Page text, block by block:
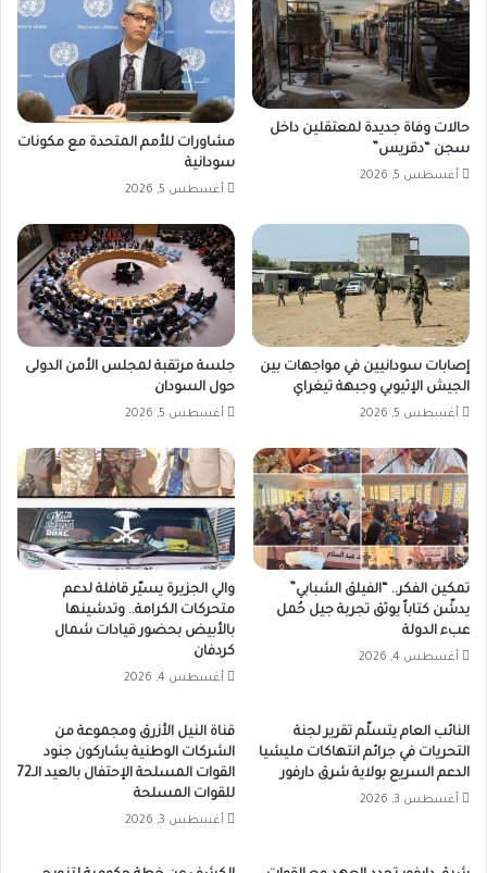
حالات وفاة جديدة لمعتقلين داخل
سجن “دقريس”
أغسطس 5, 2026
مشاورات للأمم المتحدة مع مكونات
سودانية
أغسطس 5, 2026
إصابات سودانيين في مواجهات بين
الجيش الإثيوبي وجبهة تيغراي
أغسطس 5, 2026
جلسة مرتقبة لمجلس الأمن الدولى
حول السودان
أغسطس 5, 2026
تمكين الفكر.. “الفيلق الشبابي”
يدشّن كتاباً يوثق تجربة جيل حُمل
عبء الدولة
أغسطس 4, 2026
والي الجزيرة يسيّر قافلة لدعم
متحركات الكرامة.. وتدشينها
بالأبيض بحضور قيادات شمال
كردفان
أغسطس 4, 2026
النائب العام يتسلّم تقرير لجنة
التحريات في جرائم انتهاكات مليشيا
الدعم السريع بولاية شرق دارفور
أغسطس 3, 2026
قناة النيل الأزرق ومجموعة من
الشركات الوطنية يشاركون جنود
القوات المسلحة الإحتفال بالعيد الـ72
للقوات المسلحة
أغسطس 3, 2026